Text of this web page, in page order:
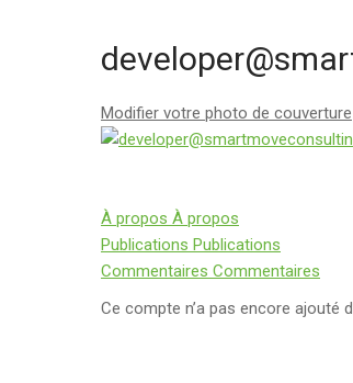
Modifier votre photo de couverture
À propos À propos
Publications Publications
Commentaires Commentaires
Ce compte n’a pas encore ajouté